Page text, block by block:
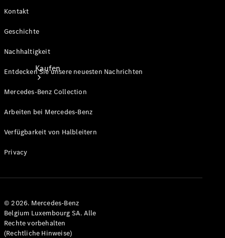
Kaufen
finden
Aktionen
Fleet &
Corporate
Kontakt
Geschichte
Nachhaltigkeit
Entdecken Sie unsere neuesten Nachrichten
Mercedes-Benz Collection
Arbeiten bei Mercedes-Benz
Verfügbarkeit von Halbleitern
Privacy
© 2026. Mercedes-Benz
Belgium Luxembourg SA. Alle
Rechte vorbehalten
(Rechtliche Hinweise)